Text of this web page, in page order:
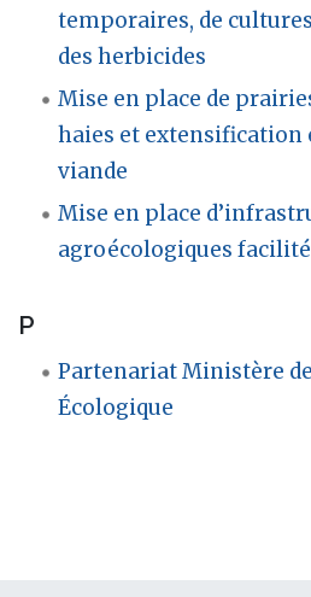
temporaires, de
des herbicides
Mise en place de
haies et extensification
viande
Mise en place
agroécologiques
P
Partenariat Ministère
Écologique